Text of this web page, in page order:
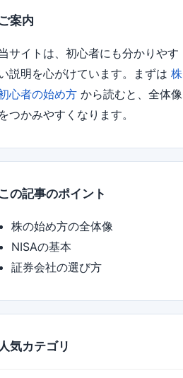
ご案内
サイトは、初心者にも分かりやす
説明を心がけています。まずは 株
心者の始め方 から読むと、全体像
をつかみやすくなります。
この記事のポイント
株の始め方の全体像
NISAの基本
証券会社の選び方
人気カテゴリ